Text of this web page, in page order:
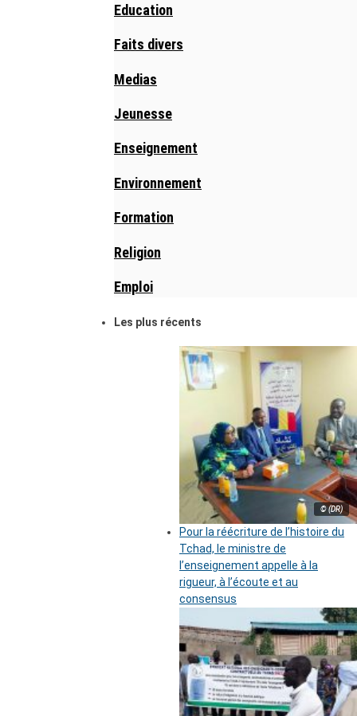
Education
Faits divers
Medias
Jeunesse
Enseignement
Environnement
Formation
Religion
Emploi
Les plus récents
© (DR)
Pour la réécriture de l’histoire du
Tchad, le ministre de
l’enseignement appelle à la
rigueur, à l’écoute et au
consensus